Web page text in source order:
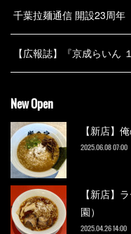
千葉拉麺通信 開設23周年
【広報誌】『京成らいん
New Open
【新店】
2025.06.08 07:00
【新店】
園）
2025.04.26 14:00